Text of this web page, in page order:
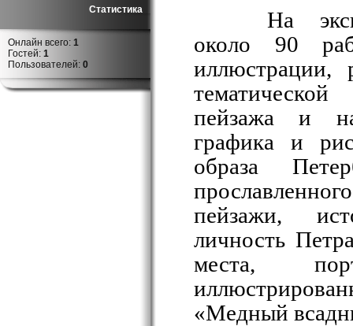
Статистика
Онлайн всего: 1
Гостей: 1
Пользователей: 0
На
около 90
иллюстрации,
пейзажа и
графика и
образа
пейзажи,
личность
места,
«Медный